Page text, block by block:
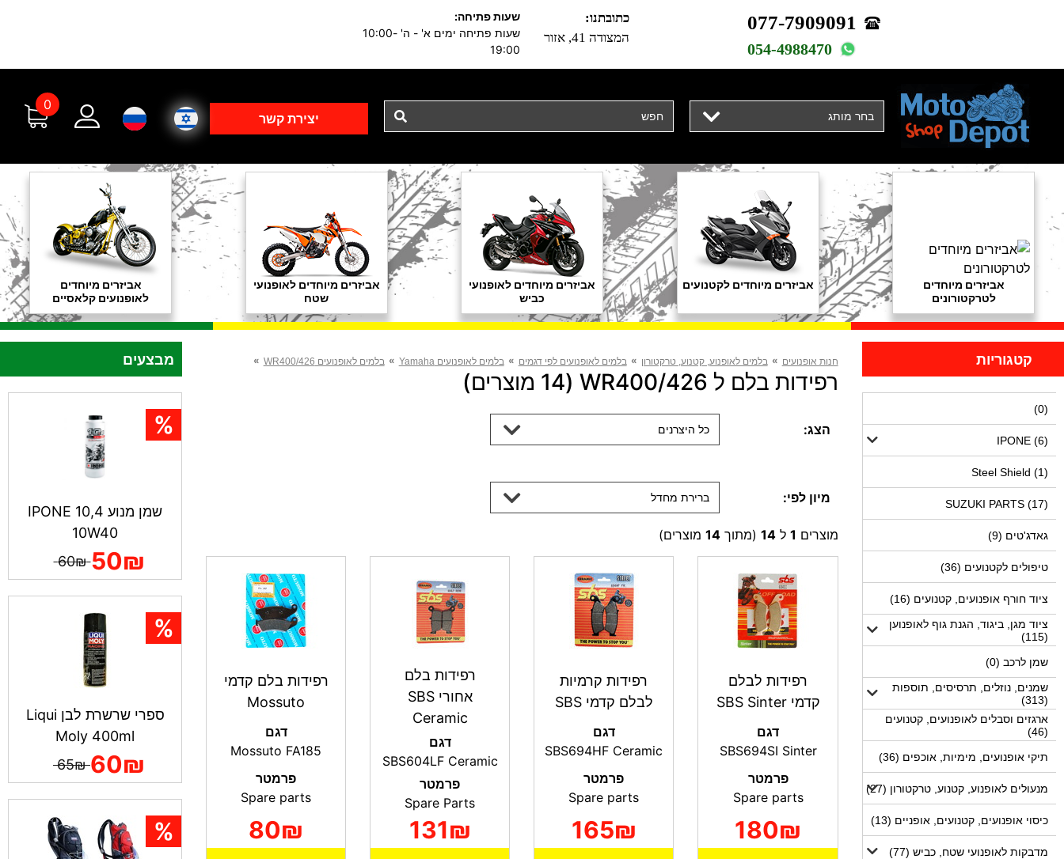
077-7909091
054-4988470
כתובתנו:
המצודה 41, אזור
שעות פתיחה:
שעות פתיחה ימים א' - ה' 10:00-
19:00
בחר מותג יצירת קשר
0
אביזרים מיוחדים
לטרקטורונים
אביזרים מיוחדים לקטנועים
אביזרים מיוחדים לאופנועי
כביש
אביזרים מיוחדים לאופנועי
שטח
אביזרים מיוחדים
לאופנועים קלאסיים
קטגוריות
(0)
IPONE (6)
Steel Shield (1)
SUZUKI PARTS (17)
גאדג'טים (9)
טיפולים לקטנועים (36)
ציוד חורף אופנועים, קטנועים (16)
ציוד מגן, ביגוד, הגנת גוף לאופנוען
(115)
שמן לרכב (0)
שמנים, נוזלים, תרסיסים, תוספות
(313)
ארגזים וסבלים לאופנועים, קטנועים
(46)
תיקי אופנועים, מימיות, אוכפים (36)
מנעולים לאופנוע, קטנוע, טרקטורון (27)
כיסוי אופנועים, קטנועים, אופניים (13)
מדבקות לאופנועי שטח, כביש (77)
חנות אופנועים » בלמים לאופנוע, קטנוע, טרקטורון » בלמים לאופנועים לפי דגמים » בלמים לאופנועים Yamaha » בלמים לאופנועים WR400/426 »
רפידות בלם ל WR400/426 (14 מוצרים)
הצג: כל היצרנים
מיון לפי: ברירת מחדל
מוצרים 1 ל14 (מתוך14 מוצרים)
רפידות לבלם
קדמי SBS Sinter
דגם
SBS694SI Sinter
פרמטר
Spare parts
180₪
רפידות קרמיות
לבלם קדמי SBS
דגם
SBS694HF Ceramic
פרמטר
165₪
רפידות בלם
אחורי SBS
Ceramic
דגם
SBS604LF Ceramic
פרמטר
131₪
רפידות בלם קדמי
Mossuto
דגם
Mossuto FA185
פרמטר
80₪
מבצעים
שמן מנוע IPONE 10,4
10W40
50₪
60₪
ספרי שרשרת לבן Liqui
Moly 400ml
60₪
65₪